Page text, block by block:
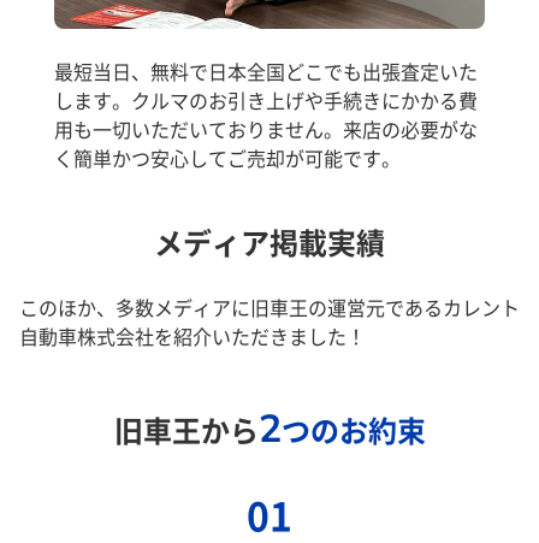
最短当日、無料で日本全国どこでも出張査定いた
します。クルマのお引き上げや手続きにかかる費
用も一切いただいておりません。来店の必要がな
く簡単かつ安心してご売却が可能です。
メディア掲載実績
このほか、多数メディアに旧車王の運営元であるカレント
自動車株式会社を紹介いただきました！
旧車王から2つのお約束
01